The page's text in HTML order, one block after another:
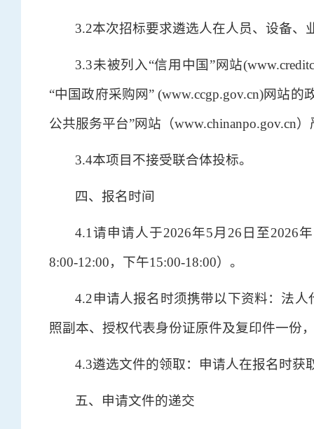
3.2本次招标要求遴选人在人员、设备
3.3未被列入“信用中国”网站
“中国政府采购网” (www.ccgp.gov.cn)网站
公共服务平台”网站（www.chinanpo.gov.cn
3.4本项目不接受联合体投标。
四、报名时间
4.1请申请人于2026年5月26日至2026
8:00-12:00，下午15:00-18:00）。
4.2申请人报名时须携带以下资料：法
照副本、授权代表身份证原件及复印件一份
4.3遴选文件的领取：申请人在报名时获
五、申请文件的递交